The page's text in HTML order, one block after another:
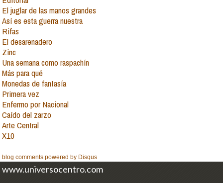
El juglar de las manos grandes
Así es esta guerra nuestra
Rifas
El desarenadero
Zinc
Una semana como raspachín
Más para qué
Monedas de fantasía
Primera vez
Enfermo por Nacional
Caído del zarzo
Arte Central
X10
blog comments powered by Disqus
www.universocentro.com